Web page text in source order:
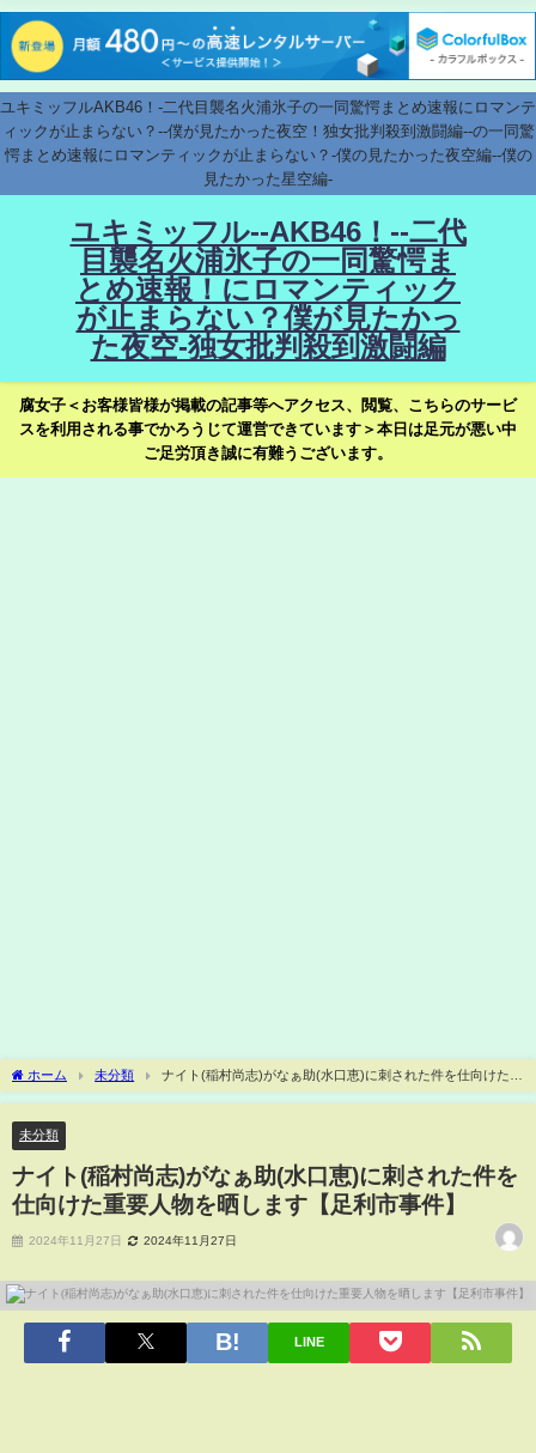
ユキミッフルAKB46！-二代目襲名火浦氷子の一同驚愕まとめ速報にロマンテ
ィックが止まらない？--僕が見たかった夜空！独女批判殺到激闘編--の一同驚
愕まとめ速報にロマンティックが止まらない？-僕の見たかった夜空編--僕の
見たかった星空編-
ユキミッフル--AKB46！--二代
目襲名火浦氷子の一同驚愕ま
とめ速報！にロマンティック
が止まらない？僕が見たかっ
た夜空-独女批判殺到激闘編
腐女子＜お客様皆様が掲載の記事等へアクセス、閲覧、こちらのサービ
スを利用される事でかろうじて運営できています＞本日は足元が悪い中
ご足労頂き誠に有難うございます。
ホーム 未分類
ナイト(稲村尚志)がなぁ助(水口恵)に刺された件を仕向けた重
要人物を晒します【足利市事件】
未分類
ナイト(稲村尚志)がなぁ助(水口恵)に刺された件を
仕向けた重要人物を晒します【足利市事件】
2024年11月27日 2024年11月27日
LINE